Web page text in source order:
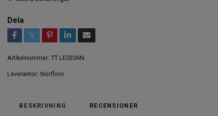
Dela
Artikelnummer: TT LE0336N
Leverantör: Norfloor
BESKRIVNING RECENSIONER